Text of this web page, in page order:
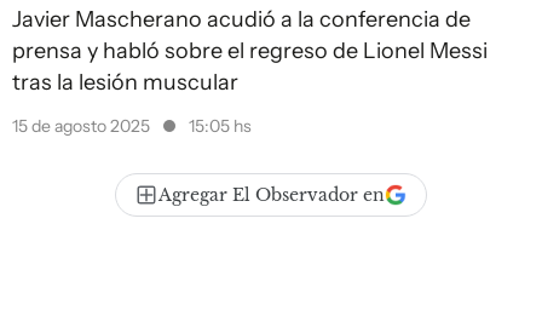
Javier Mascherano acudió a la conferencia de
prensa y habló sobre el regreso de Lionel Messi
tras la lesión muscular
15 de agosto 2025 15:05 hs
Agregar El Observador en